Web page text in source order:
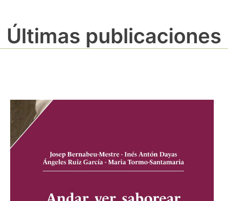
Últimas publicaciones